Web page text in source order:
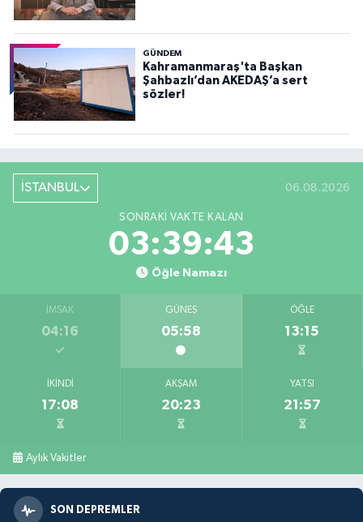
GÜNDEM
Kahramanmaraş'ta Başkan
Şahbazlı’dan AKEDAŞ’a sert
sözler!
İSTANBUL 06.08.2026
SONRAKI VAKTE KALAN
03:39:41
Öğle Namazı
İMSAK
04:16
GÜNEŞ
05:58
ÖĞLE
13:15
İKINDI
17:08
AKŞAM
20:23
YATSI
21:57
Aylık Vakitler
SON DEPREMLER